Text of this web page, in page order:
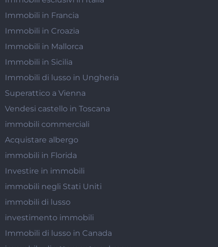
Immobili in Francia
Immobili in Croazia
Immobili in Mallorca
Immobili in Sicilia
Immobili di lusso in Ungheria
Superattico a Vienna
Vendesi castello in Toscana
immobili commerciali
Acquistare albergo
immobili in Florida
Investire in immobili
immobili negli Stati Uniti
immobili di lusso
investimento immobili
Immobili di lusso in Canada